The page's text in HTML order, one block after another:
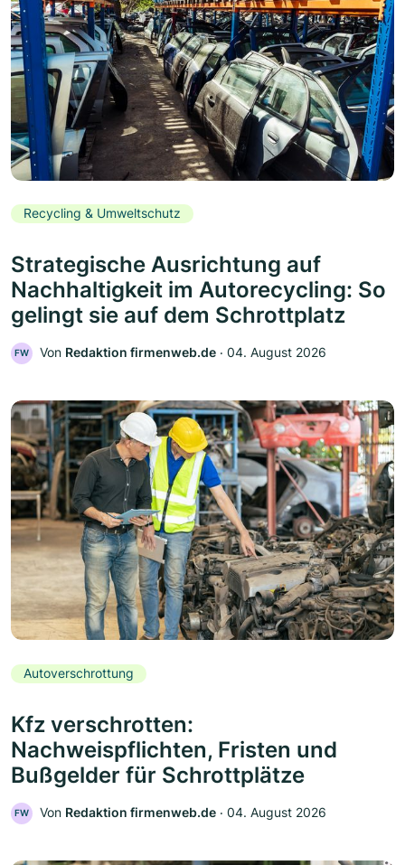
Recycling & Umweltschutz
Strategische Ausrichtung auf
Nachhaltigkeit im Autorecycling: So
gelingt sie auf dem Schrottplatz
FW Von Redaktion firmenweb.de ‧ 04. August 2026
Autoverschrottung
Kfz verschrotten:
Nachweispflichten, Fristen und
Bußgelder für Schrottplätze
FW Von Redaktion firmenweb.de ‧ 04. August 2026